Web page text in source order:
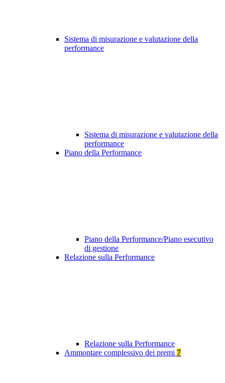
Sistema di misurazione e valutazione della
performance
Sistema di misurazione e valutazione della
performance
Piano della Performance
Piano della Performance/Piano esecutivo
di gestione
Relazione sulla Performance
Relazione sulla Performance
Ammontare complessivo dei premi 7